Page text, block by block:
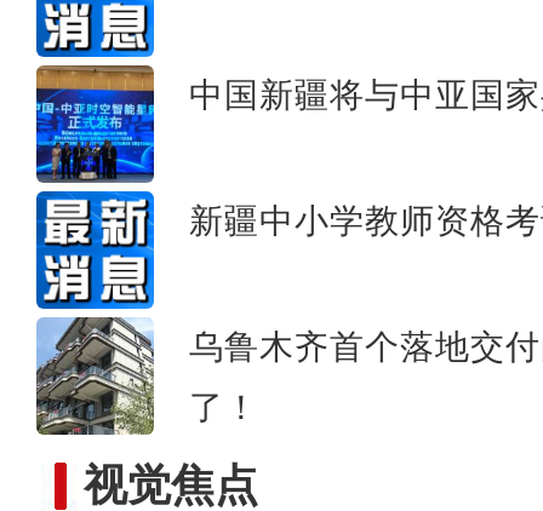
中国新疆将与中亚国
新疆中小学教师资格
乌鲁木齐首个落地交
了！
视觉焦点